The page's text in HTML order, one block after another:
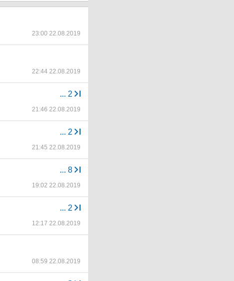
23:00 22.08.2019
22:44 22.08.2019
... 2
21:46 22.08.2019
... 2
21:45 22.08.2019
... 8
19:02 22.08.2019
... 2
12:17 22.08.2019
08:59 22.08.2019